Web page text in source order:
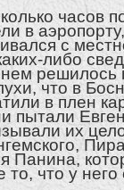
часов
в
с
либо
решилось
что в
в плен
пытали
их
Панина,
что у